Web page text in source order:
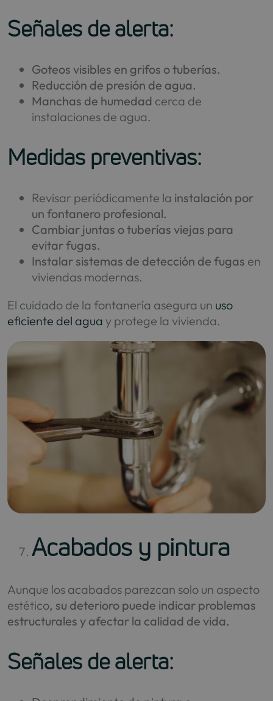
Señales de alerta:
Goteos visibles en grifos o tuberías.
Reducción de presión de agua.
Manchas de humedad cerca de
instalaciones de agua.
Medidas preventivas:
Revisar periódicamente la instalación por
un fontanero profesional.
Cambiar juntas o tuberías viejas para
evitar fugas.
Instalar sistemas de detección de fugas en
viviendas modernas.
El cuidado de la fontanería asegura un uso
eficiente del agua y protege la vivienda.
Acabados y pintura
Aunque los acabados parezcan solo un aspecto
estético, su deterioro puede indicar problemas
estructurales y afectar la calidad de vida.
Señales de alerta: